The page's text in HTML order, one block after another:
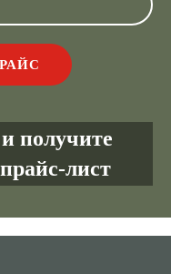
получите
лист